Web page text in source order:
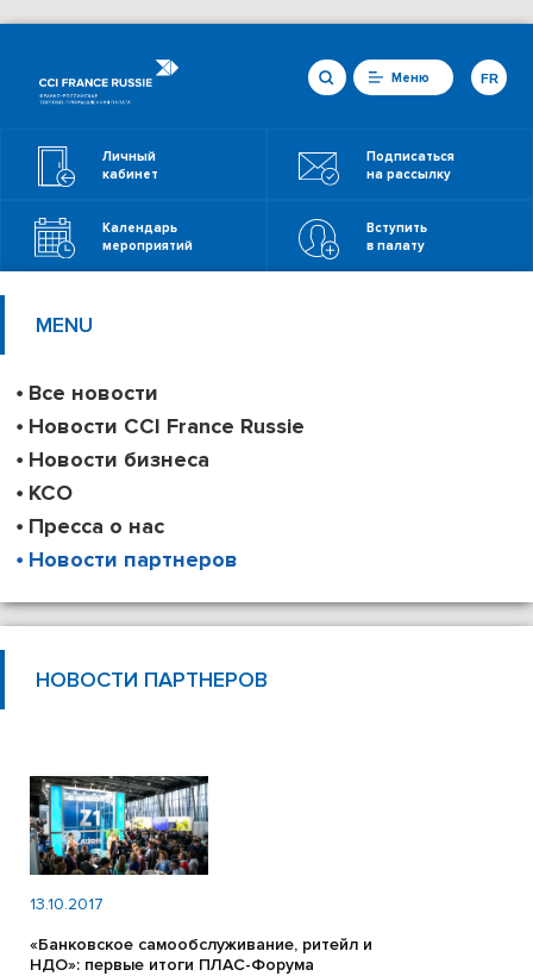
Меню
Личный
кабинет
Подписаться
на рассылку
Календарь
мероприятий
Вступить
в палату
FR
MENU
Все новости
Новости CCI France Russie
Новости бизнеса
КСО
Пресса о нас
Новости партнеров
НОВОСТИ ПАРТНЕРОВ
13.10.2017
«Банковское самообслуживание, ритейл и
НДО»: первые итоги ПЛАС-Форума